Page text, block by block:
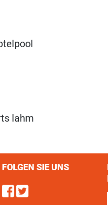
lahm
FOLGEN SIE UNS
Find us on
Follow us